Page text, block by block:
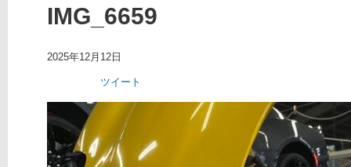
IMG_6659
2025年12月12日
ツイート